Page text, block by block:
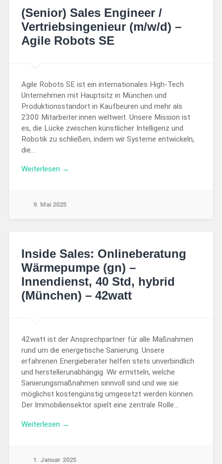
(Senior) Sales Engineer /
Vertriebsingenieur (m/w/d) –
Agile Robots SE
Agile Robots SE ist ein internationales High-Tech
Unternehmen mit Hauptsitz in München und
Produktionsstandort in Kaufbeuren und mehr als
2300 Mitarbeiter:innen weltweit. Unsere Mission ist
es, die Lücke zwischen künstlicher Intelligenz und
Robotik zu schließen, indem wir Systeme entwickeln,
die…
Weiterlesen →
9. Mai 2025
Inside Sales: Onlineberatung
Wärmepumpe (gn) –
Innendienst, 40 Std, hybrid
(München) – 42watt
42watt ist der Ansprechpartner für alle Maßnahmen
rund um die energetische Sanierung. Unsere
erfahrenen Energieberater helfen stets unverbindlich
und herstellerunabhängig. Wir ermitteln, welche
Sanierungsmaßnahmen sinnvoll sind und wie sie
möglichst kostengünstig umgesetzt werden können.
Der Immobiliensektor spielt eine zentrale Rolle…
Weiterlesen →
1. Januar 2025